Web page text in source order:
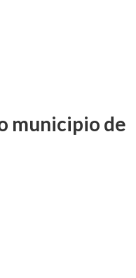
municipio de